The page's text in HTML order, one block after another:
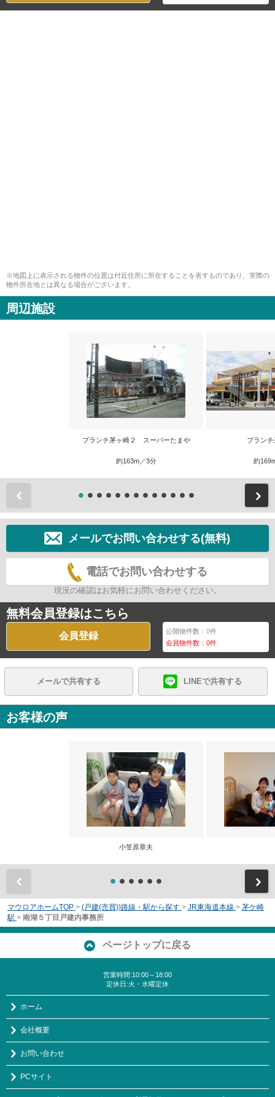
※地図上に表示される物件の位置は付近住所に所在することを表すものであり、実際の
物件所在地とは異なる場合がございます。
周辺施設
ブランチ茅ヶ崎２ スーパーたまや
約163m／3分
ブラン
約
メールでお問い合わせする(無料)
電話でお問い合わせする
現況の確認はお気軽にお問い合わせください。
無料会員登録はこちら
会員登録 公開物件数：0件
会員物件数：0件
メールで共有する LINEで共有する
お客様の声
小笠原章夫
マウロアホームTOP > (戸建(売買))路線・駅から探す > JR東海道本線 > 茅ケ崎
駅 > 南湖５丁目戸建内事務所
ページトップに戻る
営業時間:10:00～18:00
定休日:火・水曜定休
ホーム
会社概要
お問い合わせ
PCサイト